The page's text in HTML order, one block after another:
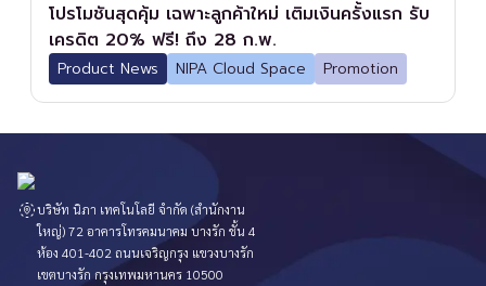
โปรโมชันสุดคุ้ม เฉพาะลูกค้าใหม่ เติมเงินครั้งแรก รับ
เครดิต 20% ฟรี! ถึง 28 ก.พ.
Product News NIPA Cloud Space Promotion
บริษัท นิภา เทคโนโลยี จำกัด (สำนักงาน
ใหญ่) 72 อาคารโทรคมนาคม บางรัก ชั้น 4
ห้อง 401-402 ถนนเจริญกรุง แขวงบางรัก
เขตบางรัก กรุงเทพมหานคร 10500